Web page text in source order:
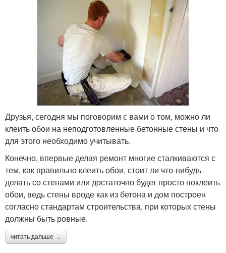
Друзья, сегодня мы поговорим с вами о том, можно ли
клеить обои на неподготовленные бетонные стены и что
для этого необходимо учитывать.
Конечно, впервые делая ремонт многие сталкиваются с
тем, как правильно клеить обои, стоит ли что-нибудь
делать со стенами или достаточно будет просто поклеить
обои, ведь стены вроде как из бетона и дом построен
согласно стандартам строительства, при которых стены
должны быть ровные.
читать дальше →